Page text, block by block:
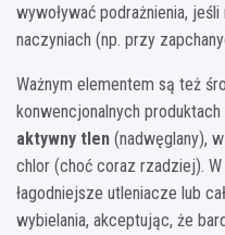
wywoływać podrażnienia,
naczyniach (np. przy
Ważnym elementem są też
konwencjonalnych
aktywny tlen (nadwęglany),
chlor (choć coraz rzadziej). W
łagodniejsze utleniacze lub
wybielania, akceptując, że